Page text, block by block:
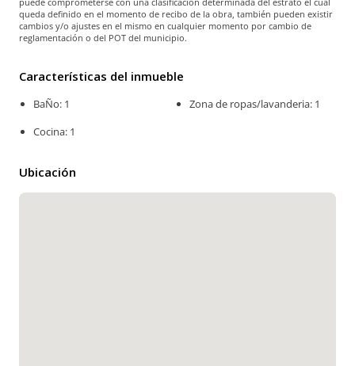
queda definido en el momento de recibo de la obra, también pueden existir
cambios y/o ajustes en el mismo en cualquier momento por cambio de
reglamentación o del POT del municipio.
Características del inmueble
BaÑo: 1
Cocina: 1
Zona de ropas/lavanderia: 1
Ubicación